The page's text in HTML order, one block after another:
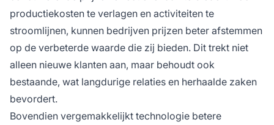
productiekosten te verlagen en activiteiten te
stroomlijnen, kunnen bedrijven prijzen beter afstemmen
op de verbeterde waarde die zij bieden. Dit trekt niet
alleen nieuwe klanten aan, maar behoudt ook
bestaande, wat langdurige relaties en herhaalde zaken
bevordert.
Bovendien vergemakkelijkt technologie betere